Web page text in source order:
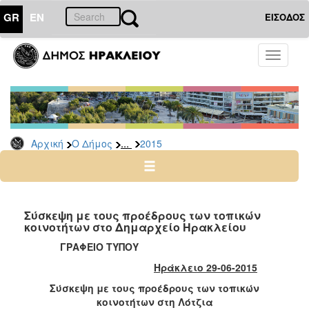
GR EN ΕΙΣΟΔΟΣ
Toggle
Αρχική Ο Δήμος ... 2015
ΔΗΜΟΣ
Δελτία
Τύπου
Αρχείο
2026
2024
2022
2021
2019
Σύσκεψη με τους προέδρους των τοπικών
κοινοτήτων στο Δημαρχείο Ηρακλείου
ΓΡΑΦΕΙΟ ΤΥΠΟΥ
Ηράκλειο 29-06-2015
Σύσκεψη με τους προέδρους των τοπικών
κοινοτήτων στη Λότζια